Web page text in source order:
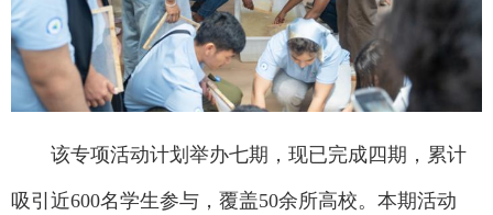
该专项活动计划举办七期，现已完成四期，累计
吸引近600名学生参与，覆盖50余所高校。本期活动